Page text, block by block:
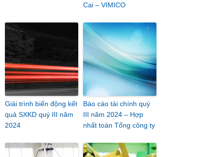
Cai – VIMICO
Giải trình biến động kết
quả SXKD quý III năm
2024
Báo cáo tài chính quý
III năm 2024 – Hợp
nhất toàn Tổng công ty